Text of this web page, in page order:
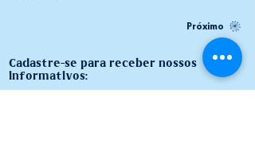
Próximo
Cadastre-se para receber nossos
informativos: